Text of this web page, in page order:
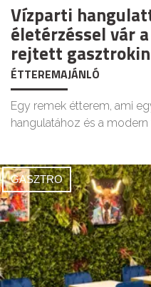
Vízparti
életérzéssel vár
rejtett
ÉTTEREMAJÁNLÓ
Egy remek étterem, ami
hangulatához és a modern
GASZTRO